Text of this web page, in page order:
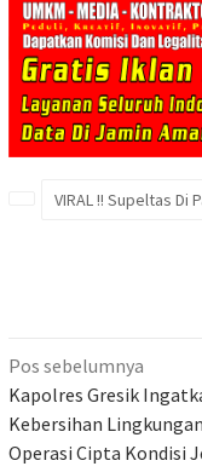
VIRAL !! Supeltas Di
Navigasi
pos
Pos sebelumnya
Kapolres Gresik
Kebersihan
Operasi Cipta Kondisi